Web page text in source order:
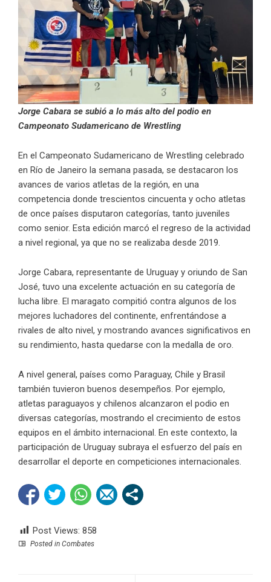
Jorge Cabara se subió a lo más alto del podio en
Campeonato Sudamericano de Wrestling
En el Campeonato Sudamericano de Wrestling celebrado
en Río de Janeiro la semana pasada, se destacaron los
avances de varios atletas de la región, en una
competencia donde trescientos cincuenta y ocho atletas
de once países disputaron categorías, tanto juveniles
como senior. Esta edición marcó el regreso de la actividad
a nivel regional, ya que no se realizaba desde 2019.
Jorge Cabara, representante de Uruguay y oriundo de San
José, tuvo una excelente actuación en su categoría de
lucha libre. El maragato compitió contra algunos de los
mejores luchadores del continente, enfrentándose a
rivales de alto nivel, y mostrando avances significativos en
su rendimiento, hasta quedarse con la medalla de oro.
A nivel general, países como Paraguay, Chile y Brasil
también tuvieron buenos desempeños. Por ejemplo,
atletas paraguayos y chilenos alcanzaron el podio en
diversas categorías, mostrando el crecimiento de estos
equipos en el ámbito internacional. En este contexto, la
participación de Uruguay subraya el esfuerzo del país en
desarrollar el deporte en competiciones internacionales.
Post Views: 858
Posted in Combates